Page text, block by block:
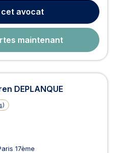
aussi bien en conseil
cet avocat
maintenant
DEPLANQUE
)
17ème